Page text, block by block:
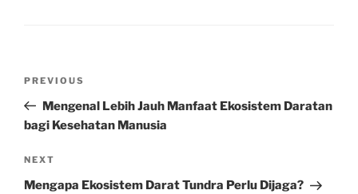
Previous
Post
PREVIOUS
Mengenal Lebih Jauh Manfaat Ekosistem Daratan
bagi Kesehatan Manusia
Next
Post
NEXT
Mengapa Ekosistem Darat Tundra Perlu Dijaga?